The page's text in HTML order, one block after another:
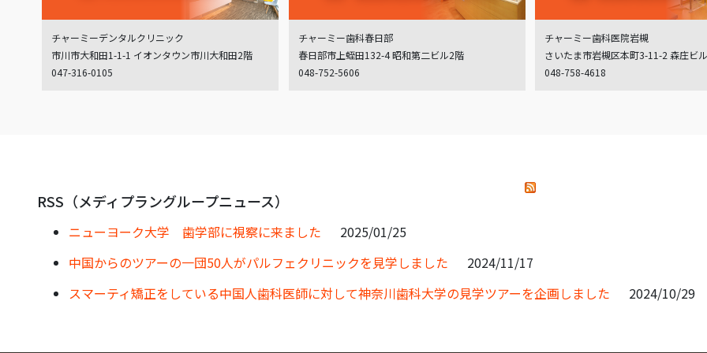
チャーミーデンタルクリニック
市川市大和田1-1-1 イオンタウン市川大和田2階
047-316-0105
チャーミー歯科春日部
春日部市上蛭田132-4 昭和第二ビル2階
048-752-5606
チャーミー歯科医院岩槻
さいたま市岩槻区本町3-11-2 森庄ビ
048-758-4618
RSS（メディプラングループニュース）
ニューヨーク大学 歯学部に視察に来ました
2025/01/25
中国からのツアーの一団50人がパルフェクリニックを見学しました
2024/11/17
スマーティ矯正をしている中国人歯科医師に対して神奈川歯科大学の見学ツアーを企画しました
2024/10/29